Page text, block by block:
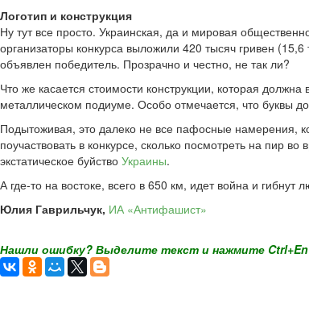
Логотип и конструкция
Ну тут все просто. Украинская, да и мировая
организаторы конкурса выложили 420 тысяч гривен
объявлен победитель. Прозрачно и честно, не так ли?
Что же касается стоимости конструкции, которая
металлическом подиуме. Особо отмечается, что буквы
Подытоживая, это далеко не все пафосные намерения,
поучаствовать в конкурсе, сколько посмотреть на пир
экстатическое буйство Украины.
А где-то на востоке, всего в 650 км, идет война и гибнут
Юлия Гаврильчук, ИА «Антифашист»
Нашли ошибку? Выделите текст и нажмите